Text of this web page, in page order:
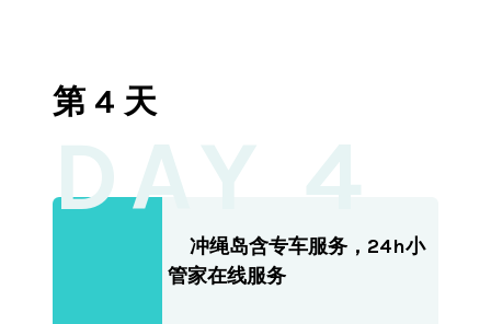
DAY 4
第 4 天
冲绳岛含专车服务，24h小
管家在线服务